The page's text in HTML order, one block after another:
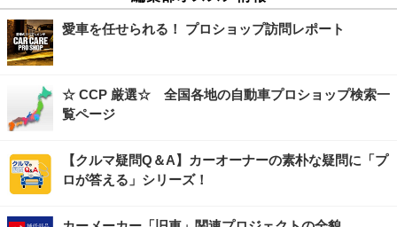
愛車を任せられる！ プロショップ訪問レポート
☆ CCP 厳選☆ 全国各地の自動車プロショップ検索一
覧ページ
【クルマ疑問Q＆A】カーオーナーの素朴な疑問に「プ
ロが答える」シリーズ！